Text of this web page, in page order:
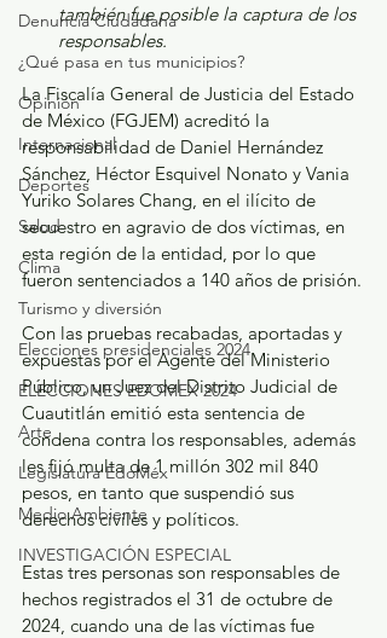
Denuncia Ciudadana
¿Qué pasa en tus municipios?
Opinión
Internacional
Deportes
Salud
Clima
Turismo y diversión
Elecciones presidenciales 2024
ELECCIONES EDOMEX 2024
Arte
Legislatura EdoMéx
Medio Ambiente
INVESTIGACIÓN ESPECIAL
también fue posible la captura de los
responsables.
La Fiscalía General de Justicia del Estado
de México (FGJEM) acreditó la
responsabilidad de Daniel Hernández
Sánchez, Héctor Esquivel Nonato y Vania
Yuriko Solares Chang, en el ilícito de
secuestro en agravio de dos víctimas, en
esta región de la entidad, por lo que
fueron sentenciados a 140 años de prisión.
Con las pruebas recabadas, aportadas y
expuestas por el Agente del Ministerio
Público, un Juez del Distrito Judicial de
Cuautitlán emitió esta sentencia de
condena contra los responsables, además
les fijó multa de 1 millón 302 mil 840
pesos, en tanto que suspendió sus
derechos civiles y políticos.
Estas tres personas son responsables de
hechos registrados el 31 de octubre de
2024, cuando una de las víctimas fue